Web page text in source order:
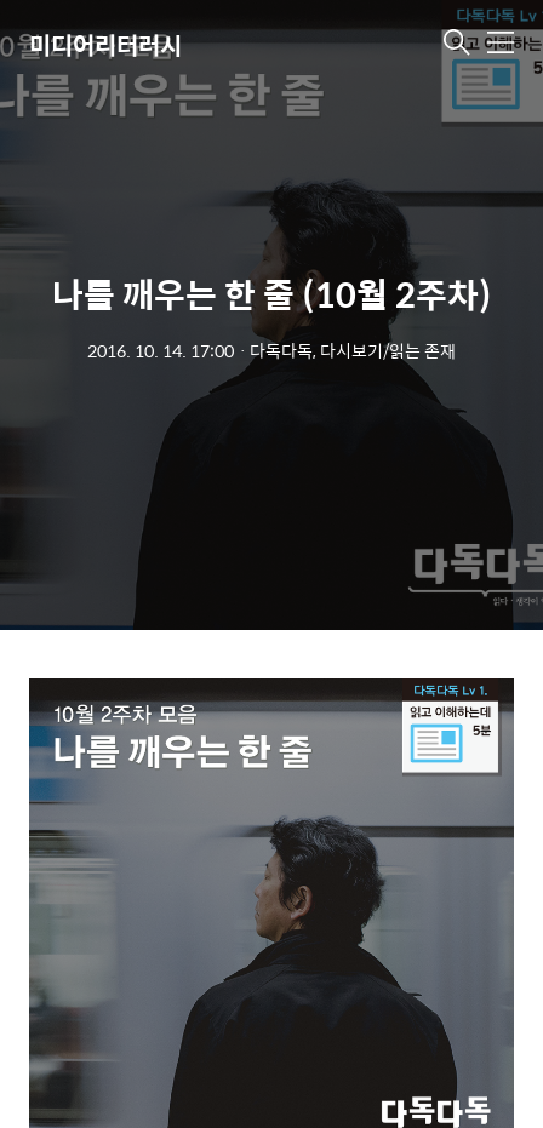
미디어리터러시 메
뉴
나를 깨우는 한 줄 (10월 2주차)
2016. 10. 14. 17:00 ㆍ 다독다독, 다시보기/읽는 존재